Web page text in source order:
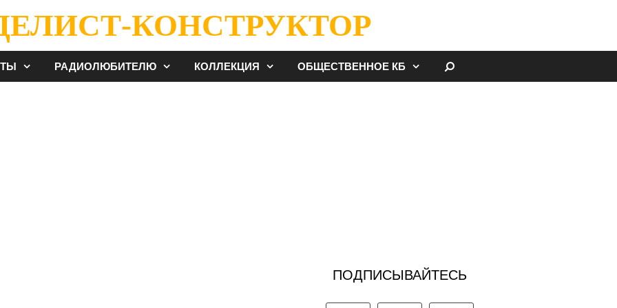
КОНСТРУКТОР
РАДИОЛЮБИТЕЛЮ КОЛЛЕКЦИЯ ОБЩЕСТВЕННОЕ КБ
ПОДПИСЫВАЙТЕСЬ